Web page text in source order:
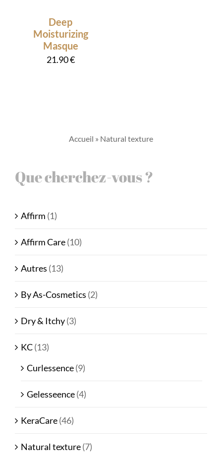
Deep
Moisturizing
Masque
21.90€
Accueil » Natural texture
Que cherchez-vous ?
Affirm (1)
Affirm Care(10)
Autres (13)
By As-Cosmetics (2)
Dry & Itchy(3)
KC(13)
Curlessence(9)
Gelesseence(4)
KeraCare(46)
Natural texture(7)